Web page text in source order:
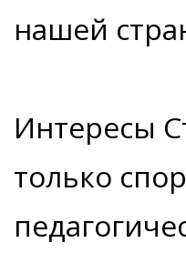
нашей
Интересы
только